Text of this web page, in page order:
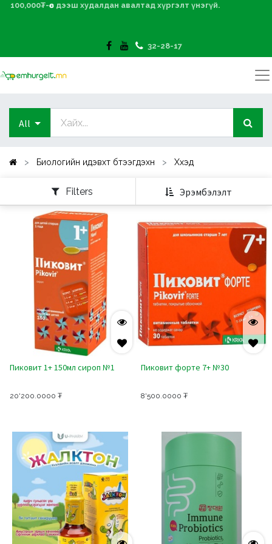
100,000₮-өөс дээш худалдан авалтад хүргэлт үнэгүй.
32-28-17
All
Биологийн идэвхт бүтээгдэхүүн Хүүхэд
Filters Эрэмбэлэлт
Пиковит 1+ 150мл сироп №1
20'200.0000 ₮
Пиковит форте 7+ №30
8'500.0000 ₮